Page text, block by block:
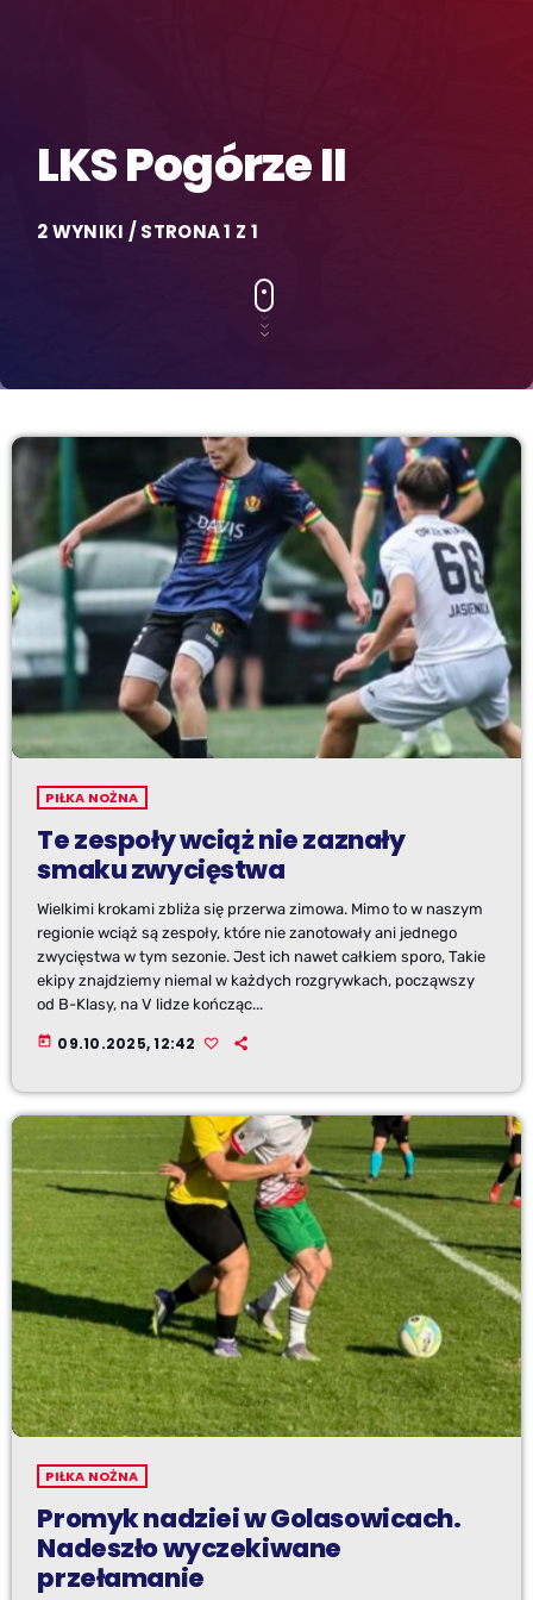
LKS Pogórze II
2 WYNIKI / STRONA 1 Z 1
PIŁKA NOŻNA
Te zespoły wciąż nie zaznały
smaku zwycięstwa
Wielkimi krokami zbliża się przerwa zimowa. Mimo to w naszym
regionie wciąż są zespoły, które nie zanotowały ani jednego
zwycięstwa w tym sezonie. Jest ich nawet całkiem sporo, Takie
ekipy znajdziemy niemal w każdych rozgrywkach, począwszy
od B-Klasy, na V lidze kończąc...
today 09.10.2025, 12:42
PIŁKA NOŻNA
Promyk nadziei w Golasowicach.
Nadeszło wyczekiwane
przełamanie